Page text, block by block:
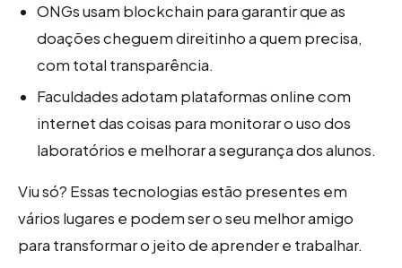
ONGs usam blockchain para garantir que as
doações cheguem direitinho a quem precisa,
com total transparência.
Faculdades adotam plataformas online com
internet das coisas para monitorar o uso dos
laboratórios e melhorar a segurança dos alunos.
Viu só? Essas tecnologias estão presentes em
vários lugares e podem ser o seu melhor amigo
para transformar o jeito de aprender e trabalhar.